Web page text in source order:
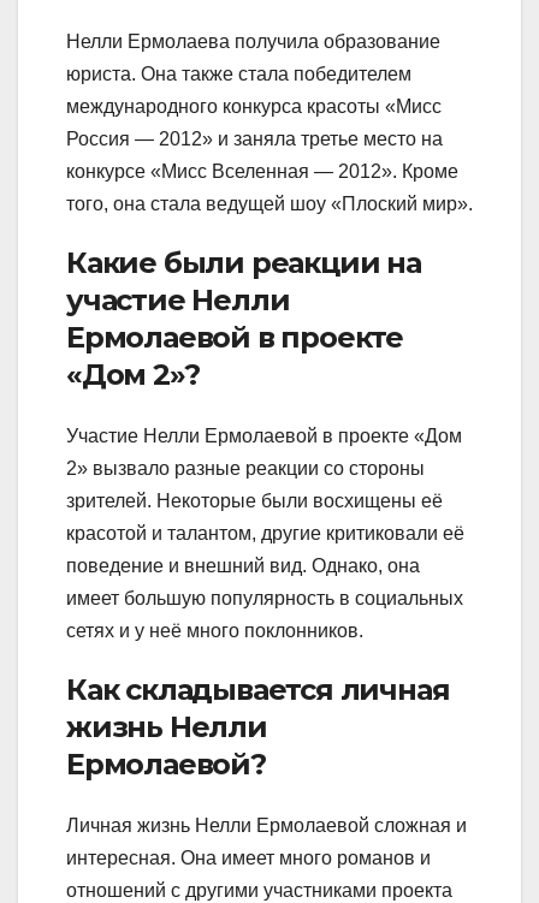
Нелли Ермолаева получила образование
юриста. Она также стала победителем
международного конкурса красоты «Мисс
Россия — 2012» и заняла третье место на
конкурсе «Мисс Вселенная — 2012». Кроме
того, она стала ведущей шоу «Плоский мир».
Какие были реакции на
участие Нелли
Ермолаевой в проекте
«Дом 2»?
Участие Нелли Ермолаевой в проекте «Дом
2» вызвало разные реакции со стороны
зрителей. Некоторые были восхищены её
красотой и талантом, другие критиковали её
поведение и внешний вид. Однако, она
имеет большую популярность в социальных
сетях и у неё много поклонников.
Как складывается личная
жизнь Нелли
Ермолаевой?
Личная жизнь Нелли Ермолаевой сложная и
интересная. Она имеет много романов и
отношений с другими участниками проекта